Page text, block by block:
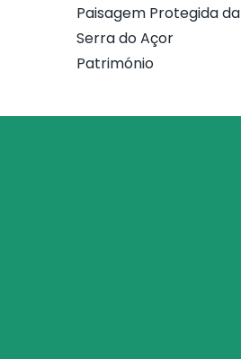
Paisagem Protegida da
Serra do Açor
Património